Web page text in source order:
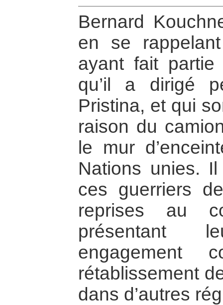
Bernard
en se
ayant fait
qu’il a dirigé
Pristina, et qui
raison du
le mur
Nations unies.
ces guerriers
reprises au
présentant
engagement
rétablissement
dans d’autres